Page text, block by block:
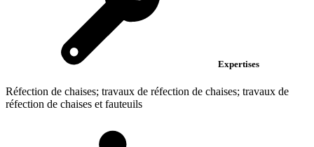
Expertises
Réfection de chaises; travaux de réfection de chaises; travaux de
réfection de chaises et fauteuils